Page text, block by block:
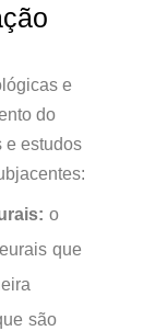
e
do
e estudos
o
que
são